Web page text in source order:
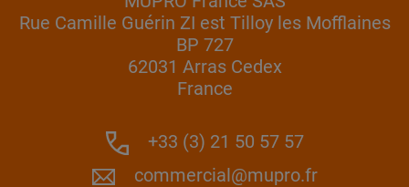
Rue Camille Guérin ZI est Tilloy les Mofflaines
BP 727
62031 Arras Cedex
France
+33 (3) 21 50 57 57
commercial@mupro.fr